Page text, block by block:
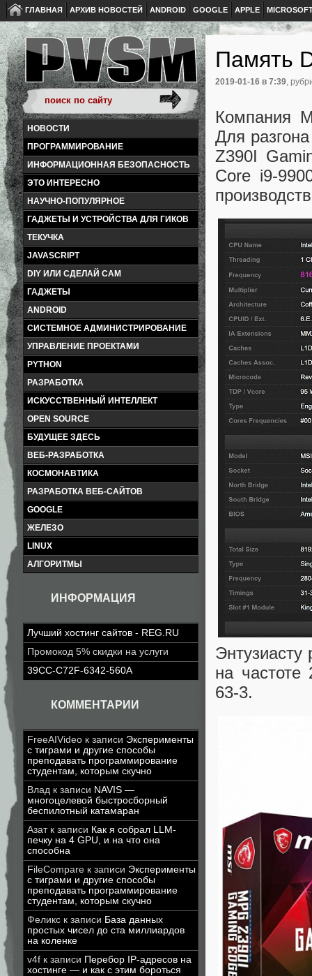
ГЛАВНАЯ АРХИВ НОВОСТЕЙ ANDROID GOOGLE APPLE
НОВОСТИ
ПРОГРАММИРОВАНИЕ
ИНФОРМАЦИОННАЯ БЕЗОПАСНОСТЬ
ЭТО ИНТЕРЕСНО
НАУЧНО-ПОПУЛЯРНОЕ
ГАДЖЕТЫ И УСТРОЙСТВА ДЛЯ ГИКОВ
ТЕКУЧКА
JAVASCRIPT
DIY ИЛИ СДЕЛАЙ САМ
ГАДЖЕТЫ
ANDROID
СИСТЕМНОЕ АДМИНИСТРИРОВАНИЕ
УПРАВЛЕНИЕ ПРОЕКТАМИ
PYTHON
РАЗРАБОТКА
ИСКУССТВЕННЫЙ ИНТЕЛЛЕКТ
OPEN SOURCE
БУДУЩЕЕ ЗДЕСЬ
ВЕБ-РАЗРАБОТКА
КОСМОНАВТИКА
РАЗРАБОТКА ВЕБ-САЙТОВ
GOOGLE
ЖЕЛЕЗО
LINUX
АЛГОРИТМЫ
ИНФОРМАЦИЯ
Лучший хостинг сайтов - REG.RU
Промокод 5% скидки на услуги
39CC-C72F-6342-560A
КОММЕНТАРИИ
FreeAIVideo к записи Эксперименты
с тиграми и другие способы
преподавать программирование
студентам, которым скучно
Влад к записи NAVIS —
многоцелевой быстросборный
беспилотный катамаран
Азатк записи Как я собрал LLM-
печку на 4 GPU, и на что она
способна
FileCompare к записи Эксперименты
с тиграми и другие способы
преподавать программирование
студентам, которым скучно
Феликс к записи База данных
простых чисел до ста миллиардов
на коленке
v4f к записи Перебор IP-адресов на
хостинге — и как с этим бороться
Память
2019-01-16 в 7:39,
Компания
Для
Z390I
Core i9-
Энтузиасту
на
63-3.